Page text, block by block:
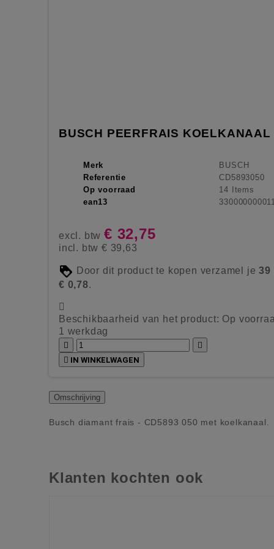
BUSCH PEERFRAIS KOELKANAAL
Merk
BUSCH
Referentie
CD5893050
Op voorraad
14 Items
ean13
excl. btw € 32,75
incl. btw € 39,63
Door dit product te kopen verzamel je39
€ 0,78.

Beschikbaarheid van het product: Op
1 werkdag


 IN WINKELWAGEN
Omschrijving
Busch diamant frais - CD5893 050 met koelkanaal.
Klanten kochten ook